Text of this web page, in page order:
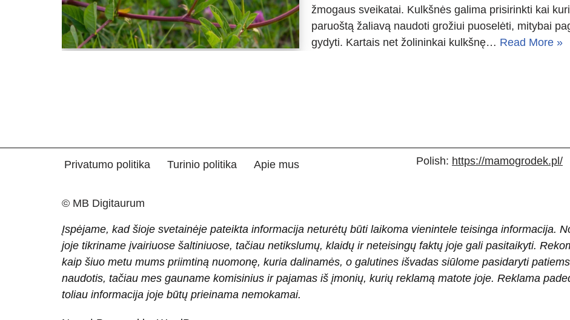
žmogaus sveikatai. Kulkšnės galima prisirinkti kai
paruoštą žaliavą naudoti grožiui puoselėti, mitybai
gydyti. Kartais net žolininkai kulkšnę… Read More »
Privatumo politika Turinio politika Apie mus Polish: https://mamogrodek.pl/
© MB Digitaurum
Įspėjame, kad šioje svetainėje pateikta informacija neturėtų būti laikoma vienintele teisinga informacija.
joje tikriname įvairiuose šaltiniuose, tačiau netikslumų, klaidų ir neteisingų faktų joje gali pasitaikyti.
kaip šiuo metu mums priimtiną nuomonę, kuria dalinamės, o galutines išvadas siūlome pasidaryti
naudotis, tačiau mes gauname komisinius ir pajamas iš įmonių, kurių reklamą matote joje. Reklama
toliau informacija joje būtų prieinama nemokamai.